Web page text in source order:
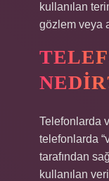
kullanılan
gözlem veya
Telefonlarda
telefonlarda
tarafından
kullanılan